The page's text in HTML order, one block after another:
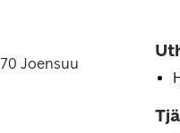
Joensuu